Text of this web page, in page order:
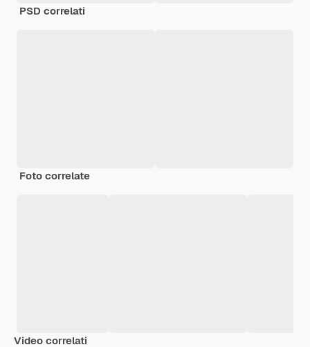
PSD correlati
Foto correlate
Video correlati